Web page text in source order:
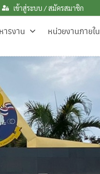
เข้าสู่ระบบ / สมัครสมาชิก
ารงาน หน่วยงานภายใน